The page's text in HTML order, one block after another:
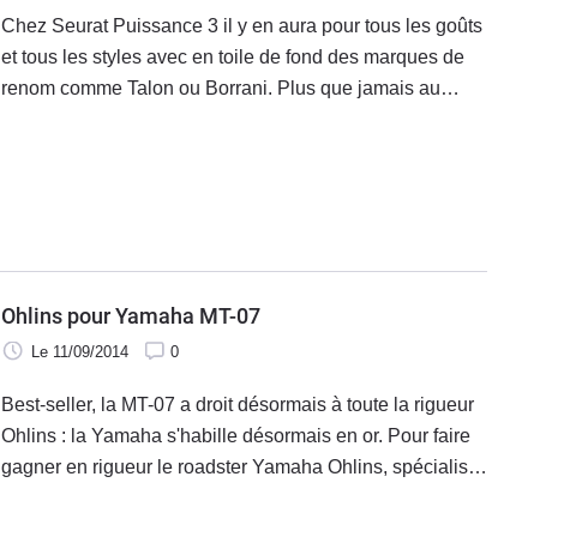
Chez Seurat Puissance 3 il y en aura pour tous les goûts
et tous les styles avec en toile de fond des marques de
renom comme Talon ou Borrani. Plus que jamais au
Ohlins pour Yamaha MT-07
Le 11/09/2014 0
Best-seller, la MT-07 a droit désormais à toute la rigueur
Ohlins : la Yamaha s'habille désormais en or. Pour faire
gagner en rigueur le roadster Yamaha Ohlins, spécialiste